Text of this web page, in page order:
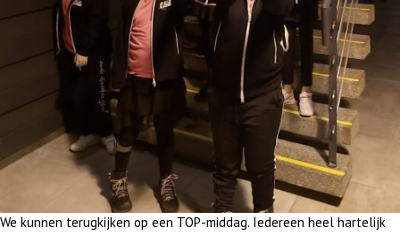
We kunnen terugkijken op een TOP-middag. Iedereen heel hartelijk